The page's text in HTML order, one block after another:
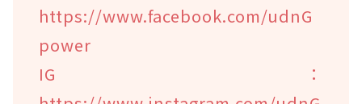
https://www.facebook.com/udnG
power
IG：